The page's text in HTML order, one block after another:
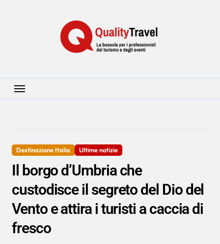
Destinazione Italia Ultime notizie
Il borgo d’Umbria che
custodisce il segreto del Dio del
Vento e attira i turisti a caccia di
fresco